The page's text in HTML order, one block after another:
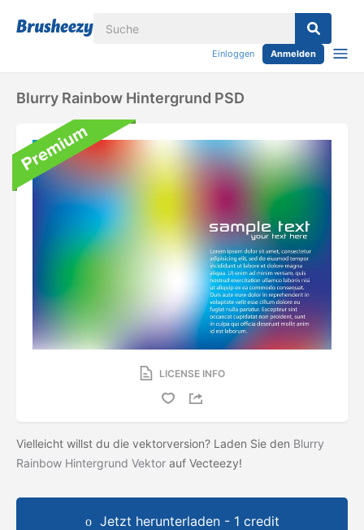
Einloggen Anmelden
Blurry Rainbow Hintergrund PSD
LICENSE INFO
Vielleicht willst du die vektorversion? Laden Sie den Blurry
Rainbow Hintergrund Vektor auf Vecteezy!
Jetzt herunterladen - 1 credit